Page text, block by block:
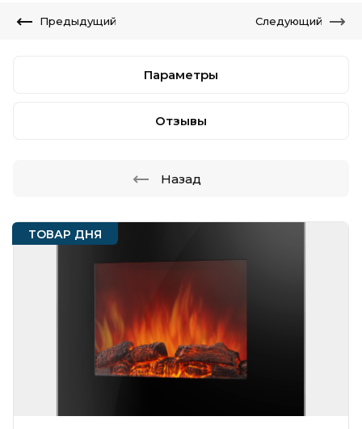
ТОВАР ДНЯ
Предыдущий Следующий
Параметры
Отзывы
Назад